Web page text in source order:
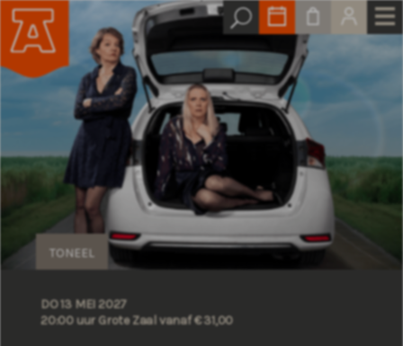
TONEEL
DO 13 MEI 2027
20:00 uur Grote Zaal vanaf € 31,00